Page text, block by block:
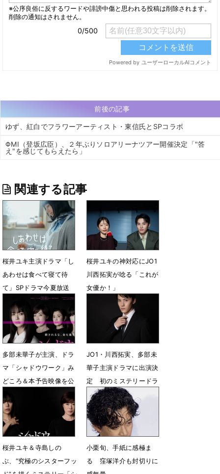
前後の記事
ゆず、紅白でフラワーアーティスト・東信氏とSPコラボ
ΦMI（登坂広臣）、２年ぶりソロアリーナツアー開催決定「"答
え"を感じてもらえたら」
関連する記事
桜井ユキ主演ドラマ「し
あわせは食べて寝て待
て」SPドラマ今夏放送
2月2日 19時30分
桜井ユキの神対応にJO1
川西拓実が唸る「これが
女優か！」
12月7日 12時00分
多部未華子が主演、ドラ
マ「シャドウワーク」み
どころ＆本予告映像を公
開
11月11日 20時34分
JO1・川西拓実、多部未
華子主演ドラマに出演決
定 初のミステリードラ
マで刑事役に初挑戦
10月14日 18時23分
桜井ユキ＆寺島しの
ぶ、“究極のシスターフッ
小栗旬、手紙に感極ま
る 窪塚洋介も封切りに